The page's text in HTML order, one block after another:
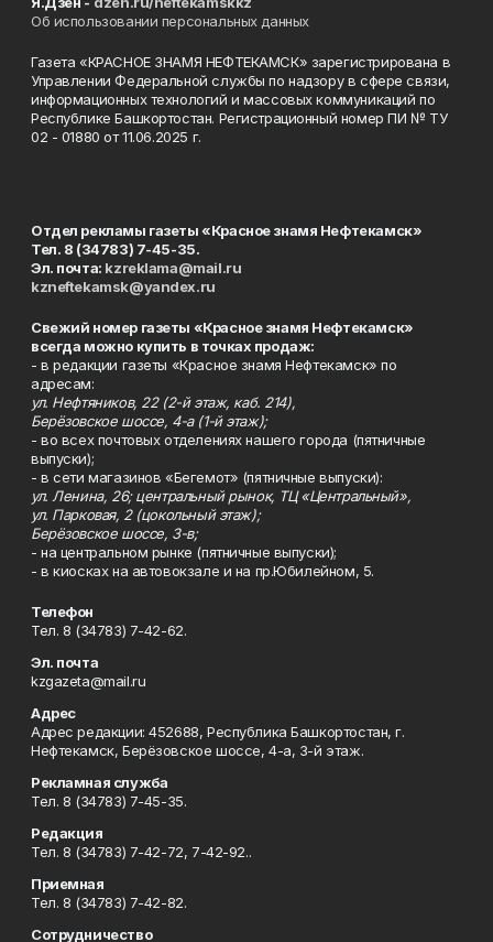
Об использовании персональных данных
Газета «КРАСНОЕ ЗНАМЯ НЕФТЕКАМСК» зарегистрирована в
Управлении Федеральной службы по надзору в сфере связи,
информационных технологий и массовых коммуникаций по
Республике Башкортостан. Регистрационный номер ПИ № ТУ
02 - 01880 от 11.06.2025 г.
Отдел рекламы газеты «Красное знамя Нефтекамск»
Тел. 8 (34783) 7-45-35.
Эл. почта: kzreklama@mail.ru
kzneftekamsk@yandex.ru
Свежий номер газеты «Красное знамя Нефтекамск»
всегда можно купить в точках продаж:
- в редакции газеты «Красное знамя Нефтекамск» по
адресам:
ул. Нефтяников, 22 (2-й этаж, каб. 214),
Берёзовское шоссе, 4-а (1-й этаж);
- во всех почтовых отделениях нашего города (пятничные
выпуски);
- в сети магазинов «Бегемот» (пятничные выпуски):
ул. Ленина, 26; центральный рынок, ТЦ «Центральный»,
ул. Парковая, 2 (цокольный этаж);
Берёзовское шоссе, 3-в;
- на центральном рынке (пятничные выпуски);
- в киосках на автовокзале и на пр.Юбилейном, 5.
Телефон
Тел. 8 (34783) 7-42-62.
Эл. почта
kzgazeta@mail.ru
Адрес
Адрес редакции: 452688, Республика Башкортостан, г.
Нефтекамск, Берёзовское шоссе, 4-а, 3-й этаж.
Рекламная служба
Тел. 8 (34783) 7-45-35.
Редакция
Тел. 8 (34783) 7-42-72, 7-42-92..
Приемная
Тел. 8 (34783) 7-42-82.
Сотрудничество